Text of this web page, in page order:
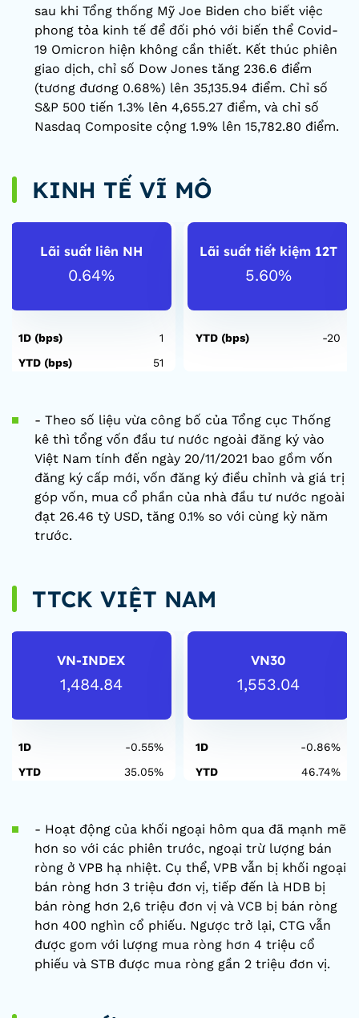
sau khi Tổng thống Mỹ Joe Biden cho biết việc
phong tỏa kinh tế để đối phó với biến thể Covid-
19 Omicron hiện không cần thiết. Kết thúc phiên
giao dịch, chỉ số Dow Jones tăng 236.6 điểm
(tương đương 0.68%) lên 35,135.94 điểm. Chỉ số
S&P 500 tiến 1.3% lên 4,655.27 điểm, và chỉ số
Nasdaq Composite cộng 1.9% lên 15,782.80 điểm.
KINH TẾ VĨ MÔ
Lãi suất liên NH
0.64%
1D (bps)
1
YTD (bps)
51
Lãi suất tiết kiệm 12T
5.60%
YTD (bps) -20
- Theo số liệu vừa công bố của Tổng cục Thống
kê thì tổng vốn đầu tư nước ngoài đăng ký vào
Việt Nam tính đến ngày 20/11/2021 bao gồm vốn
đăng ký cấp mới, vốn đăng ký điều chỉnh và giá trị
góp vốn, mua cổ phần của nhà đầu tư nước ngoài
đạt 26.46 tỷ USD, tăng 0.1% so với cùng kỳ năm
trước.
TTCK VIỆT NAM
VN-INDEX
1,484.84
1D
-0.55%
YTD
35.05%
VN30
1,553.04
1D
-0.86%
YTD
46.74%
- Hoạt động của khối ngoại hôm qua đã mạnh mẽ
hơn so với các phiên trước, ngoại trừ lượng bán
ròng ở VPB hạ nhiệt. Cụ thể, VPB vẫn bị khối ngoại
bán ròng hơn 3 triệu đơn vị, tiếp đến là HDB bị
bán ròng hơn 2,6 triệu đơn vị và VCB bị bán ròng
hơn 400 nghìn cổ phiếu. Ngược trở lại, CTG vẫn
được gom với lượng mua ròng hơn 4 triệu cổ
phiếu và STB được mua ròng gần 2 triệu đơn vị.